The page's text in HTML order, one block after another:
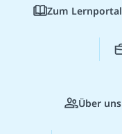
Zum Lernportal
Über uns